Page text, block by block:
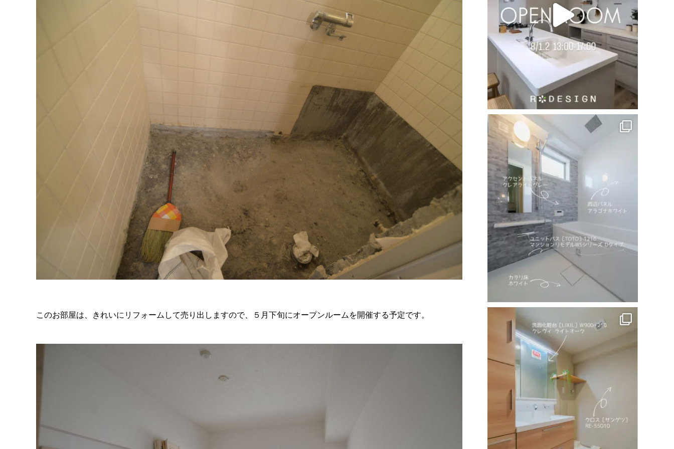
このお部屋は、きれいにリフォームして売り出しますので、５月下旬にオープンルームを開催する予定です。